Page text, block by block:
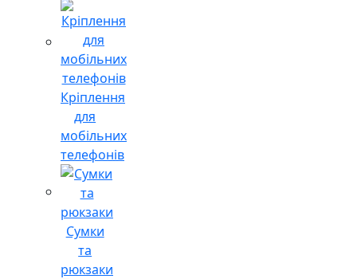
Кріплення
для
мобільних
телефонів
Сумки
та
рюкзаки